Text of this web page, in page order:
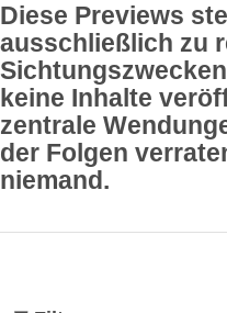
Diese Previews
ausschließlich zu
keine Inhalte
zentrale
der Folgen
niemand.